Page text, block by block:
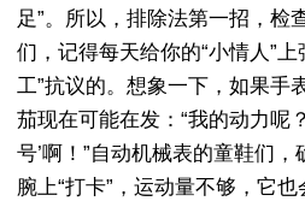
足”。所以，排除法第一招，检
们，记得每天给你的“小情人”
工”抗议的。想象一下，如果手
茄现在可能在发：“我的动力呢
号’啊！”自动机械表的童鞋们
腕上“打卡”，运动量不够，它也